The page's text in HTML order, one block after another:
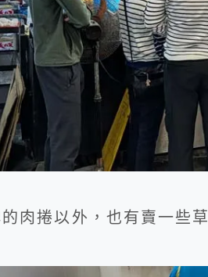
肉捲以外，也有賣一些